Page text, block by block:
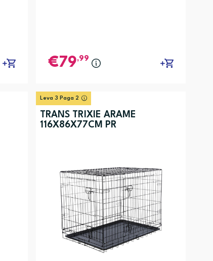
79,99
Leva 3 Paga 2
TRANS TRIXIE ARAME
116X86X77CM PR